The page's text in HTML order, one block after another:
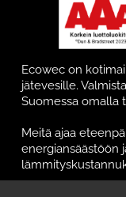
Ecowec on
jätevesille.
Suomessa omalla
Meitä ajaa
energiansäästöön